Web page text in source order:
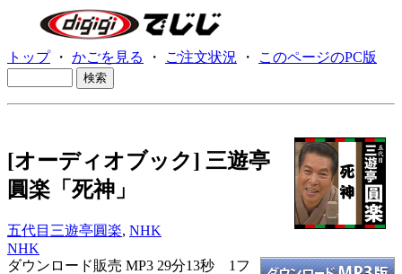
トップ・ かごを見る ・ ご注文状況 ・ このページのPC版
[オーディオブック] 三遊亭
圓楽「死神」
五代目三遊亭圓楽, NHK
NHK
ダウンロード販売 MP3 29分13秒 1フ